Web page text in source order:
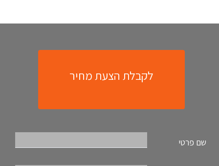
לקבלת הצעת מחיר
שם פרטי